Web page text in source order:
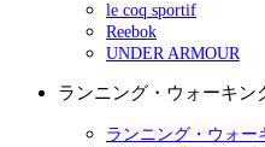
le coq sportif
Reebok
UNDER ARMOUR
ランニング・ウォーキン
ランニング・ウォー